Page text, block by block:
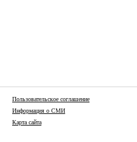
Пользовательское соглашение
Информация о СМИ
Карта сайта